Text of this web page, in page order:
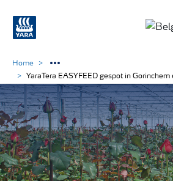
Home
YaraTera EASYFEED gespot in Gorinchem